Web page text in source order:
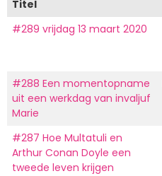
Titel
#289 vrijdag 13 maart 2020
#288 Een momentopname
uit een werkdag van invaljuf
Marie
#287 Hoe Multatuli en
Arthur Conan Doyle een
tweede leven krijgen